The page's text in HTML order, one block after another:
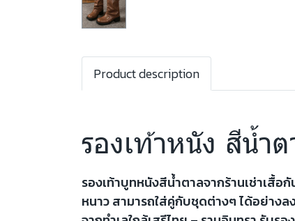
Product description
รองเท้าหนัง สีน้ำ
รองเท้าบูทหนังสีน้ำตาลจากร้านเช่าเสื้
หนาว สามารถใส่คู่กับชุดต่างๆ ได้อย่างล